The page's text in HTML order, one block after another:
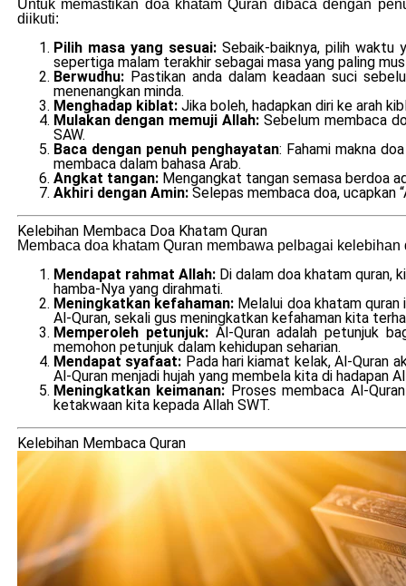
Untuk memastikan doa khatam Quran dibaca dengan
diikuti:
Pilih masa yang sesuai:Sebaik-baiknya, pilih waktu
sepertiga malam terakhir sebagai masa yang paling
Berwudhu:Pastikan anda dalam keadaan suci
menenangkan minda.
Menghadap kiblat: Jika boleh, hadapkan diri ke arah
Mulakan dengan memuji Allah: Sebelum membaca
SAW.
Baca dengan penuh penghayatan: Fahami makna
membaca dalam bahasa Arab.
Angkat tangan:Mengangkat tangan semasa berdoa
Akhiri dengan Amin:Selepas membaca doa, ucapkan
Kelebihan Membaca Doa Khatam Quran
Membaca doa khatam Quran membawa pelbagai
Mendapat rahmat Allah: Di dalam doa khatam quran,
hamba-Nya yang dirahmati.
Meningkatkan kefahaman: Melalui doa khatam
Al-Quran, sekali gus meningkatkan kefahaman kita
Memperoleh petunjuk: Al-Quran adalah petunjuk
memohon petunjuk dalam kehidupan seharian.
Mendapat syafaat: Pada hari kiamat kelak, Al-Quran
Al-Quran menjadi hujah yang membela kita di hadapan
Meningkatkan keimanan: Proses membaca Al-
ketakwaan kita kepada Allah SWT.
Kelebihan Membaca Quran